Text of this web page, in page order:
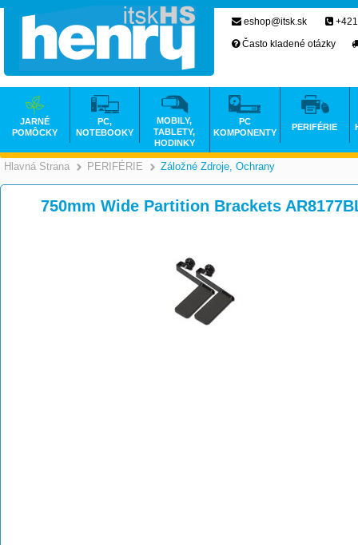
Hlavná Strana >
PERIFÉRIE >
Záložné Zdroje, Ochrany
750mm Wide Partition Brackets
eshop@itsk.sk
Často kladené otázky
JARNÉ
POMÔCKY
PC,
NOTEBOOKY
MOBILY,
TABLETY,
HODINKY
PC
KOMPONENTY
PERIFÉRIE